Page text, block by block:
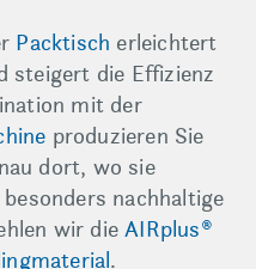
Packtisch erleichtert
steigert die Effizienz
mit der
produzieren Sie
dort, wo sie
nachhaltige
wir dieAIRplus®
.